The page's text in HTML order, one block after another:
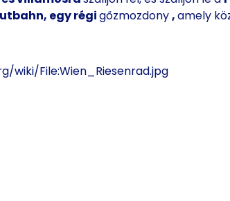
egy régigőzmozdony,amely
wiki/File:Wien_Riesenrad.jpg